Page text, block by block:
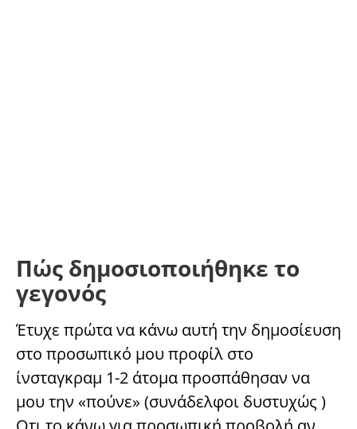
Πώς δημοσιοποιήθηκε το
γεγονός
Έτυχε πρώτα να κάνω αυτή την δημοσίευση
στο προσωπικό μου προφίλ στο
ίνσταγκραμ 1-2 άτομα προσπάθησαν να
μου την «πούνε» (συνάδελφοι δυστυχώς )